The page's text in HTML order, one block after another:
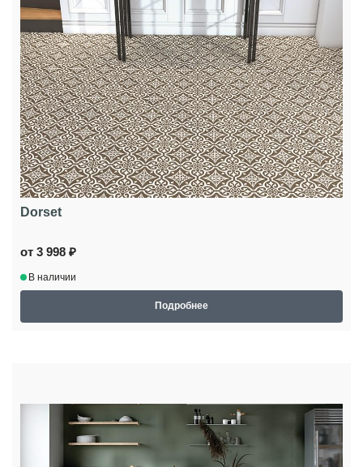
Dorset
от 3 998 ₽
В наличии
Подробнее